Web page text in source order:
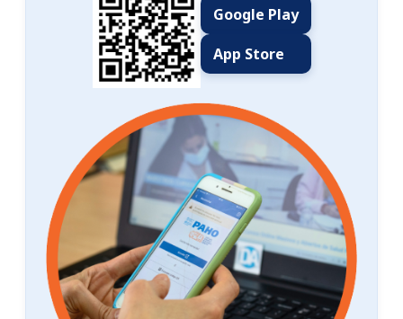
Google Play
App Store